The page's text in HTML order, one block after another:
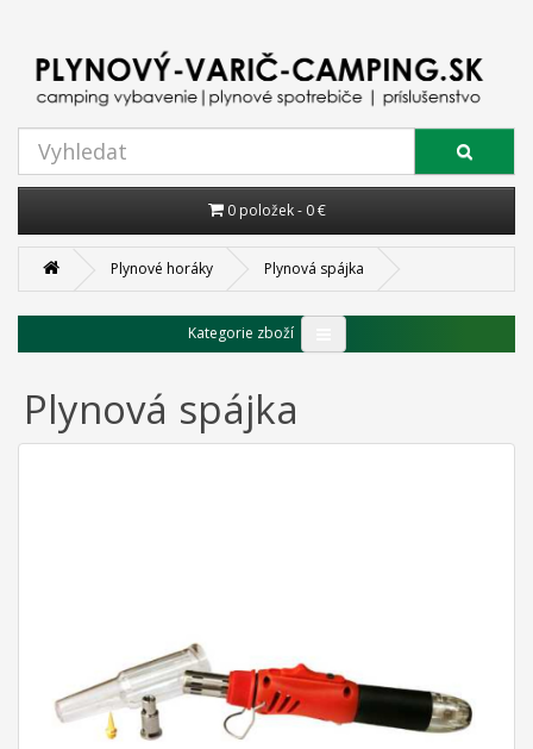
0 položek - 0 €
Plynové horáky Plynová spájka
Kategorie zboží
Plynová spájka